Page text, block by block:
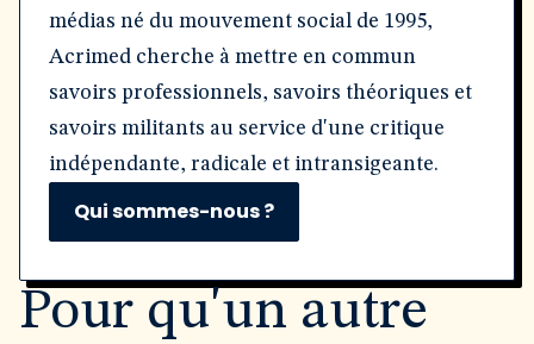
médias né du mouvement social de 1995,
Acrimed cherche à mettre en commun
savoirs professionnels, savoirs théoriques et
savoirs militants au service d'une critique
indépendante, radicale et intransigeante.
Qui sommes-nous ?
Pour qu'un autre